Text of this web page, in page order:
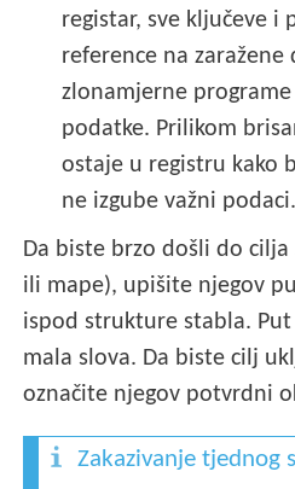
registar, sve ključeve i
reference na
zlonamjerne
podatke. Prilikom
ostaje u registru kako
ne izgube važni podaci.
Da biste brzo došli do
ili mape), upišite njegov
ispod strukture stabla.
mala slova. Da biste cilj
označite njegov potvrdni
Zakazivanje tjednog